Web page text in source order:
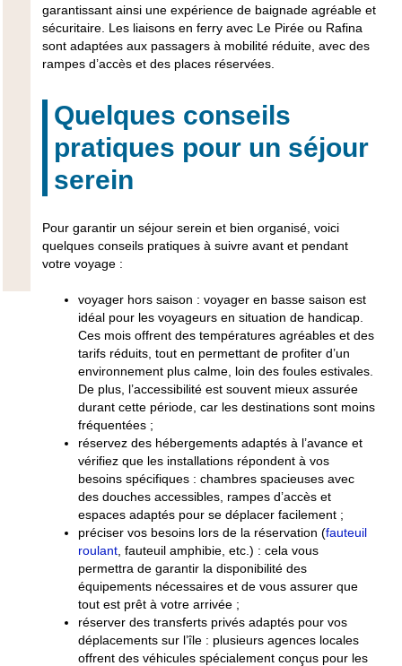
garantissant ainsi une expérience de baignade agréable et
sécuritaire. Les liaisons en ferry avec Le Pirée ou Rafina
sont adaptées aux passagers à mobilité réduite, avec des
rampes d’accès et des places réservées.
Quelques conseils
pratiques pour un séjour
serein
Pour garantir un séjour serein et bien organisé, voici
quelques conseils pratiques à suivre avant et pendant
votre voyage :
voyager hors saison : voyager en basse saison est
idéal pour les voyageurs en situation de handicap.
Ces mois offrent des températures agréables et des
tarifs réduits, tout en permettant de profiter d’un
environnement plus calme, loin des foules estivales.
De plus, l’accessibilité est souvent mieux assurée
durant cette période, car les destinations sont moins
fréquentées ;
réservez des hébergements adaptés à l’avance et
vérifiez que les installations répondent à vos
besoins spécifiques : chambres spacieuses avec
des douches accessibles, rampes d’accès et
espaces adaptés pour se déplacer facilement ;
préciser vos besoins lors de la réservation (fauteuil
roulant, fauteuil amphibie, etc.) : cela vous
permettra de garantir la disponibilité des
équipements nécessaires et de vous assurer que
tout est prêt à votre arrivée ;
réserver des transferts privés adaptés pour vos
déplacements sur l’île : plusieurs agences locales
offrent des véhicules spécialement conçus pour les